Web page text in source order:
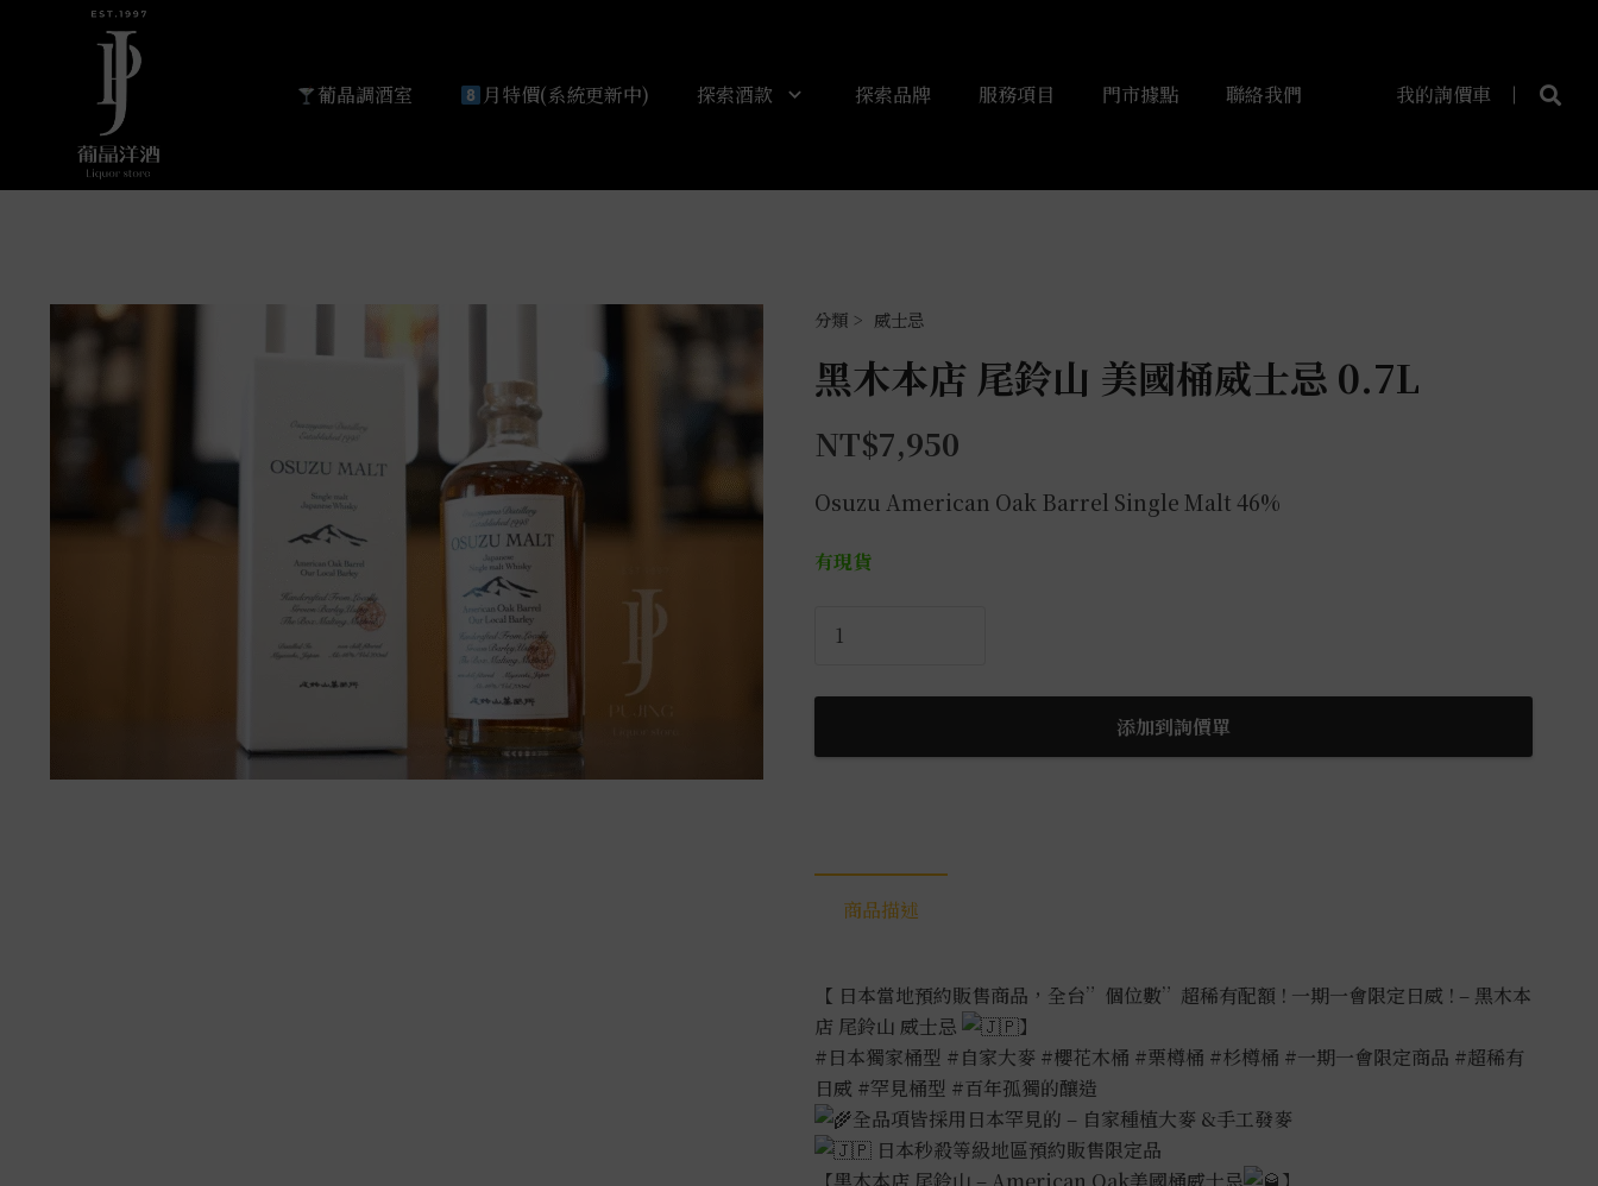
葡晶調酒室 月特價(系統更新中) 探索酒款 探索品牌 服務項目 門市據點 聯絡我們 我的詢價車
威士忌
黑木本店 尾鈴山 美國桶威士忌 0.7L
NT$7,950
Osuzu American Oak Barrel Single Malt 46%
有現貨
國
忌
0.7L
數
量
添加到詢價單
商品描述
【 日本當地預約販售商品，全台”個位數”超稀有配額 ! 一期一會限定日威 ! – 黑木本
店 尾鈴山 威士忌
】
#日本獨家桶型 #自家大麥 #櫻花木桶 #栗樽桶 #杉樽桶 #一期一會限定商品 #超稀有
日威 #罕見桶型 #百年孤獨的釀造
全品項皆採用日本罕見的 – 自家種植大麥 &手工發麥
日本秒殺等級地區預約販售限定品